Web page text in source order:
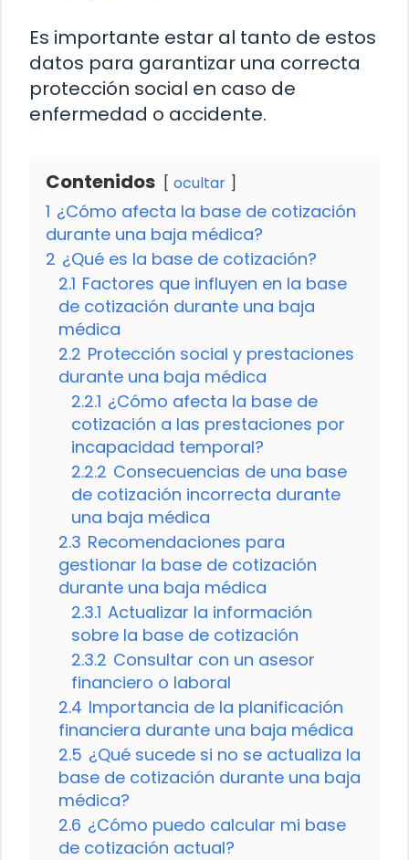
Es importante estar al tanto de estos
datos para garantizar una correcta
protección social en caso de
enfermedad o accidente.
Contenidos ocultar
1 ¿Cómo afecta la base de cotización
durante una baja médica?
2 ¿Qué es la base de cotización?
2.1 Factores que influyen en la base
de cotización durante una baja
médica
2.2 Protección social y prestaciones
durante una baja médica
2.2.1 ¿Cómo afecta la base de
cotización a las prestaciones por
incapacidad temporal?
2.2.2 Consecuencias de una base
de cotización incorrecta durante
una baja médica
2.3 Recomendaciones para
gestionar la base de cotización
durante una baja médica
2.3.1 Actualizar la información
sobre la base de cotización
2.3.2 Consultar con un asesor
financiero o laboral
2.4 Importancia de la planificación
financiera durante una baja médica
2.5 ¿Qué sucede si no se actualiza la
base de cotización durante una baja
médica?
2.6 ¿Cómo puedo calcular mi base
de cotización actual?